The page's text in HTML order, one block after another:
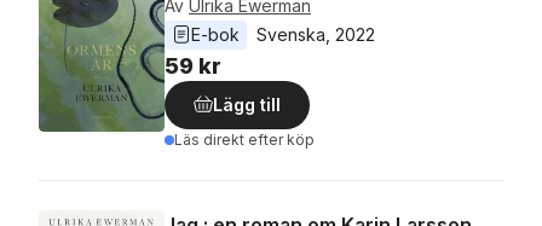
Av Ulrika Ewerman
E-bok
Svenska 2022
59 kr
Lägg till
Läs direkt efter köp